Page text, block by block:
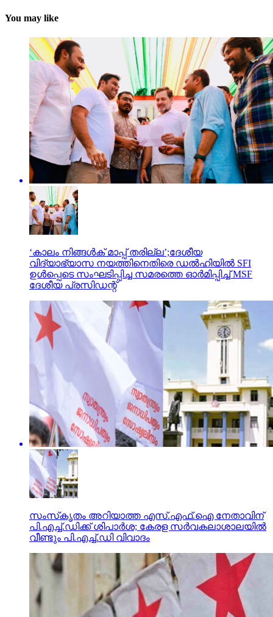
You may like
‘കാലം നിങ്ങള്‍ക് മാപ്പ് തരില്ല’;ദേശീയ
വിദ്യാഭ്യാസ നയത്തിനെതിരെ ഡല്‍ഹിയില്‍ SFI
ഉള്‍പ്പെടെ സംഘടിപ്പിച്ച സമരത്തെ ഓര്‍മിപ്പിച്ച് MSF
ദേശീയ പ്രസിഡന്റ്
സംസ്‌കൃതം അറിയാത്ത എസ്.എഫ്.ഐ നേതാവിന്
പി.എച്ച്.ഡിക്ക് ശിപാര്‍ശ; കേരള സര്‍വകലാശാലയില്‍
വീണ്ടും പി.എച്ച്.ഡി വിവാദം